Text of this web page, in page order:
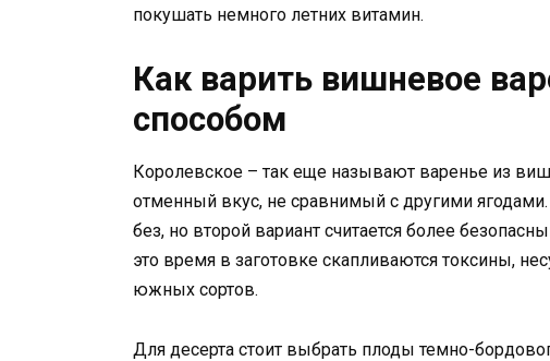
покушать немного летних витамин.
Как варить вишневое
способом
Королевское – так еще называют варенье из
отменный вкус, не сравнимый с другими
без, но второй вариант считается более
это время в заготовке скапливаются токсины,
южных сортов.
Для десерта стоит выбрать плоды темно-